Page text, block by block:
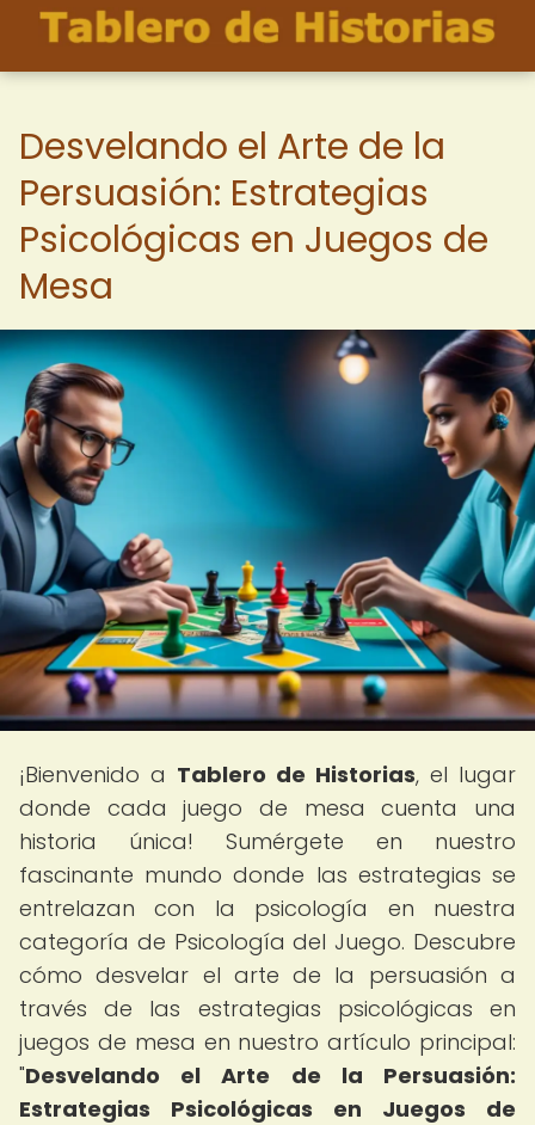
Desvelando el Arte de la
Persuasión: Estrategias
Psicológicas en Juegos de
Mesa
¡Bienvenido a Tablero de Historias, el lugar
donde cada juego de mesa cuenta una
historia única! Sumérgete en nuestro
fascinante mundo donde las estrategias se
entrelazan con la psicología en nuestra
categoría de Psicología del Juego. Descubre
cómo desvelar el arte de la persuasión a
través de las estrategias psicológicas en
juegos de mesa en nuestro artículo principal:
"Desvelando el Arte de la Persuasión:
Estrategias Psicológicas en Juegos de